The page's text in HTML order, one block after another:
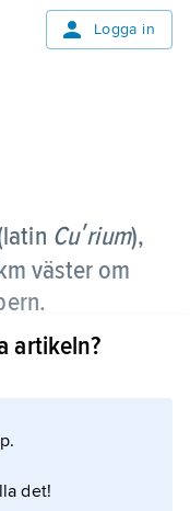
Logga in
Cuʹrium),
väster om
en
artikeln?
det!